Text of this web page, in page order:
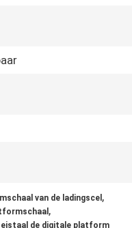
van de ladingscel ,
,
de digitale platform